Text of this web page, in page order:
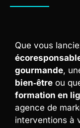
Que vous
gourmande,
bien‑être ou
formation en
agence de
interventions à